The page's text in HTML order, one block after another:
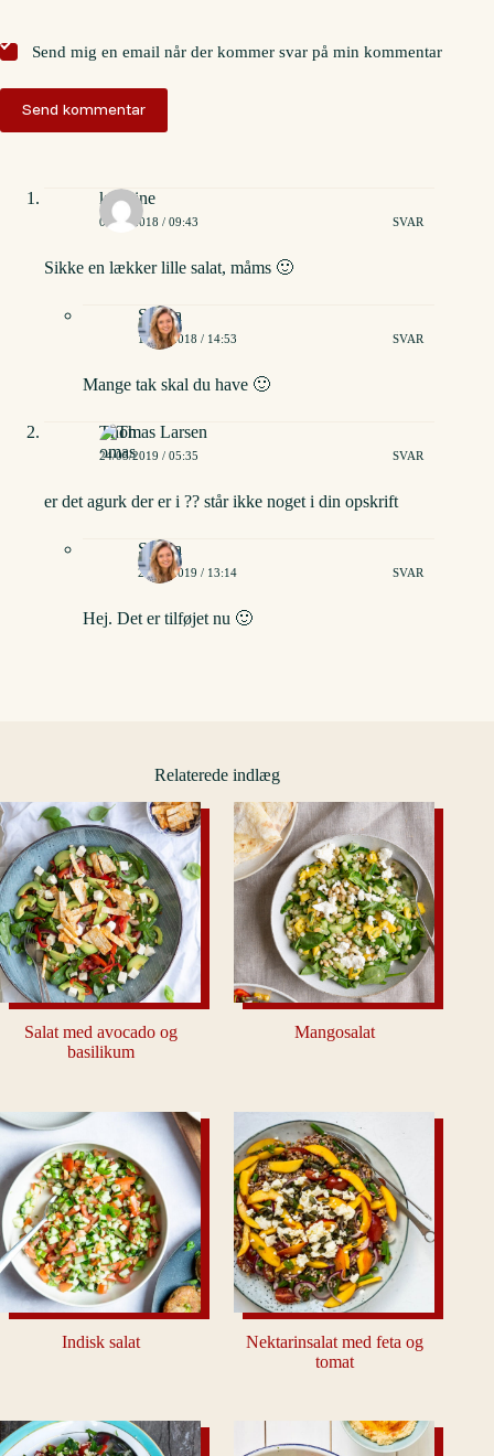
Send mig en email når der kommer svar på min kommentar
Send kommentar
kathrine
08/09/2018 / 09:43 SVAR
Sikke en lækker lille salat, måms 🙂
Stinna
12/09/2018 / 14:53 SVAR
Mange tak skal du have 🙂
Thomas Larsen
24/05/2019 / 05:35 SVAR
er det agurk der er i ?? står ikke noget i din opskrift
Stinna
24/05/2019 / 13:14 SVAR
Hej. Det er tilføjet nu 🙂
Relaterede indlæg
Salat med avocado og
basilikum
Mangosalat
Indisk salat
Nektarinsalat med feta og
tomat